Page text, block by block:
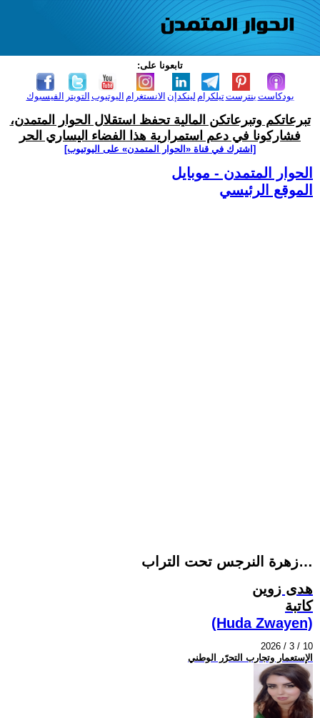
تابعونا على:
الفيسبوك التويتر اليوتيوب الانستغرام لينكدإن تيلكرامبنترست بودكاست
تبرعاتكم وتبرعاتكن المالية تحفظ استقلال الحوار المتمدن،
فشاركونا في دعم استمرارية هذا الفضاء اليساري الحر
[اشترك في قناة ‫«الحوار المتمدن» على اليوتيوب]
الحوار المتمدن - موبايل
الموقع الرئيسي
زهرة النرجس تحت التراب…
هدى زوين
كاتبة
(Huda Zwayen)
2026 / 3 / 10
الإستعمار وتجارب التحرّر الوطني